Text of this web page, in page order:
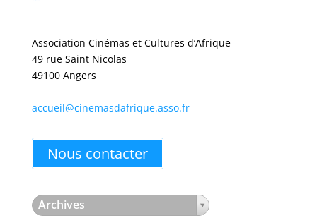
Association Cinémas et Cultures d’Afrique
49 rue Saint Nicolas
49100 Angers
accueil@cinemasdafrique.asso.fr
Nous contacter
Archives